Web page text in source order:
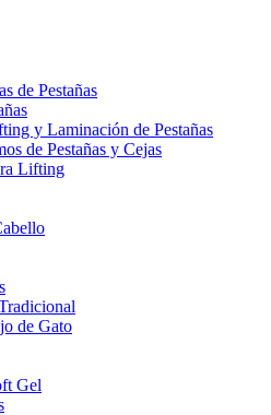
de Pestañas
y Laminación de Pestañas
de Pestañas y Cejas
Lifting
de Gato
Gel